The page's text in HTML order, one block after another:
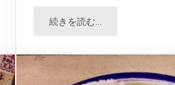
ライスを食す続きを読む…虹の仏でミシュラン3